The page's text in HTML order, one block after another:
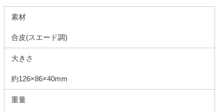
素材
合皮(スエード調)
大きさ
約126×86×40mm
重量